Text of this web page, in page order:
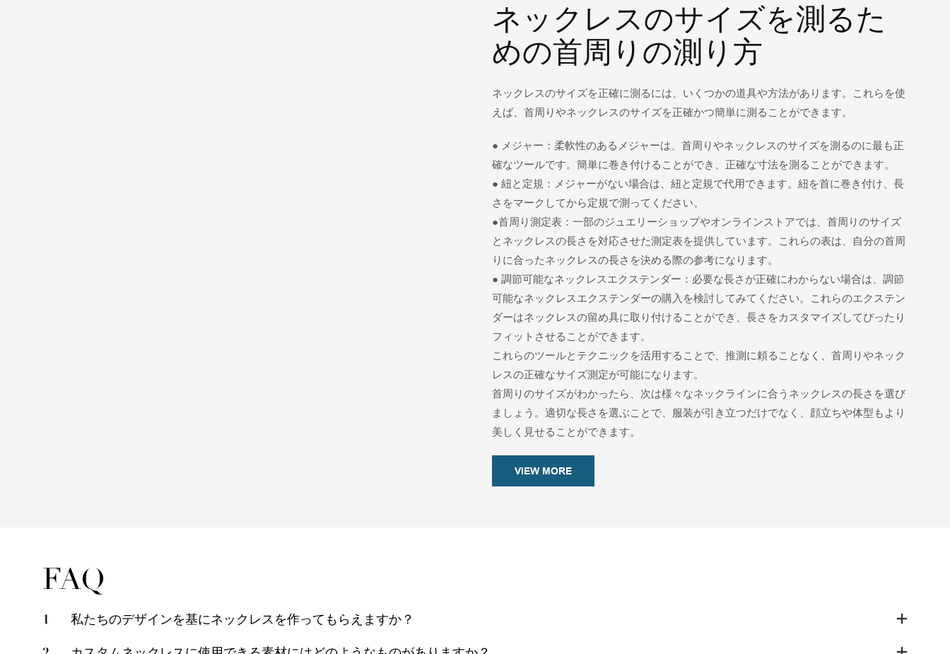
ネックレスのサイズを測るた
めの首周りの測り方
ネックレスのサイズを正確に測るには、いくつかの道具や方法があります。これらを使
えば、首周りやネックレスのサイズを正確かつ簡単に測ることができます。
● メジャー：柔軟性のあるメジャーは、首周りやネックレスのサイズを測るのに最も正
確なツールです。簡単に巻き付けることができ、正確な寸法を測ることができます。
● 紐と定規：メジャーがない場合は、紐と定規で代用できます。紐を首に巻き付け、長
さをマークしてから定規で測ってください。
●首周り測定表：一部のジュエリーショップやオンラインストアでは、首周りのサイズ
とネックレスの長さを対応させた測定表を提供しています。これらの表は、自分の首周
りに合ったネックレスの長さを決める際の参考になります。
● 調節可能なネックレスエクステンダー：必要な長さが正確にわからない場合は、調節
可能なネックレスエクステンダーの購入を検討してみてください。これらのエクステン
ダーはネックレスの留め具に取り付けることができ、長さをカスタマイズしてぴったり
フィットさせることができます。
これらのツールとテクニックを活用することで、推測に頼ることなく、首周りやネック
レスの正確なサイズ測定が可能になります。
首周りのサイズがわかったら、次は様々なネックラインに合うネックレスの長さを選び
ましょう。適切な長さを選ぶことで、服装が引き立つだけでなく、顔立ちや体型もより
美しく見せることができます。
VIEW MORE
FAQ
1 私たちのデザインを基にネックレスを作ってもらえますか？